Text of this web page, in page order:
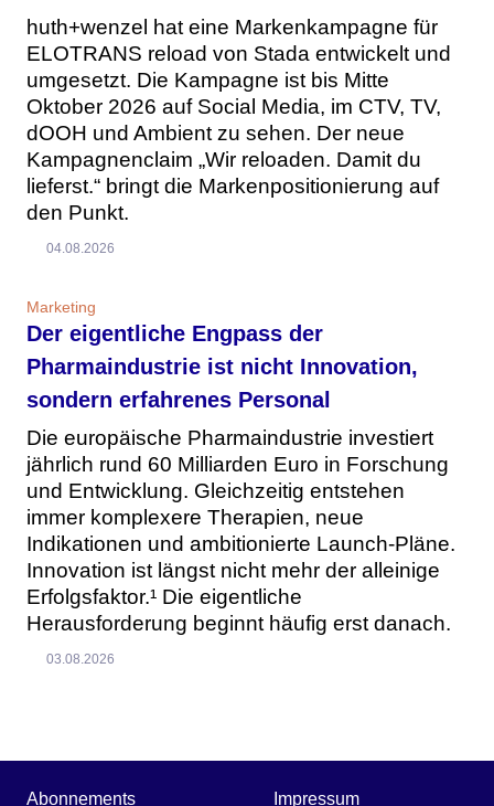
huth+wenzel hat eine Markenkampagne für
ELOTRANS reload von Stada entwickelt und
umgesetzt. Die Kampagne ist bis Mitte
Oktober 2026 auf Social Media, im CTV, TV,
dOOH und Ambient zu sehen. Der neue
Kampagnenclaim „Wir reloaden. Damit du
lieferst.“ bringt die Markenpositionierung auf
den Punkt.
04.08.2026
Marketing
Der eigentliche Engpass der
Pharmaindustrie ist nicht Innovation,
sondern erfahrenes Personal
Die europäische Pharmaindustrie investiert
jährlich rund 60 Milliarden Euro in Forschung
und Entwicklung. Gleichzeitig entstehen
immer komplexere Therapien, neue
Indikationen und ambitionierte Launch-Pläne.
Innovation ist längst nicht mehr der alleinige
Erfolgsfaktor.¹ Die eigentliche
Herausforderung beginnt häufig erst danach.
03.08.2026
Abonnements Impressum